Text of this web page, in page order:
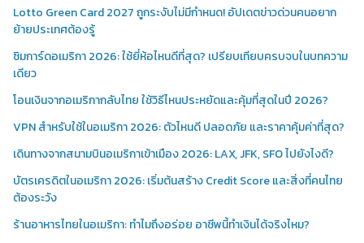
Lotto Green Card 2027 ถูกระงับไม่มีกำหนด! อัปเดตข่าวด่วนคนอยาก
ย้ายประเทศต้องรู้
ซิมการ์ดอเมริกา 2026: ใช้ยี่ห้อไหนดีที่สุด? เปรียบเทียบครบจบในบทความ
เดียว
โอนเงินจากอเมริกากลับไทย ใช้วิธีไหนประหยัดและคุ้มที่สุดในปี 2026?
VPN สำหรับใช้ในอเมริกา 2026: ตัวไหนดี ปลอดภัย และราคาคุ้มค่าที่สุด?
เดินทางจากสนามบินอเมริกาเข้าเมือง 2026: LAX, JFK, SFO ไปยังไงดี?
บัตรเครดิตในอเมริกา 2026: เริ่มต้นสร้าง Credit Score และสิ่งที่คนไทย
ต้องระวัง
ร้านอาหารไทยในอเมริกา: ทำไมถึงอร่อย อาชีพนี้ทำเงินได้จริงไหม?